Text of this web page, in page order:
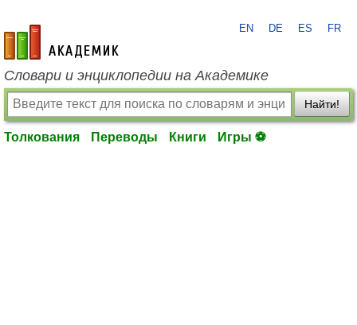
academic.ru
EN DE ES FR
Словари и энциклопедии на Академике
Найти!
Толкования Переводы Книги Игры ⚽